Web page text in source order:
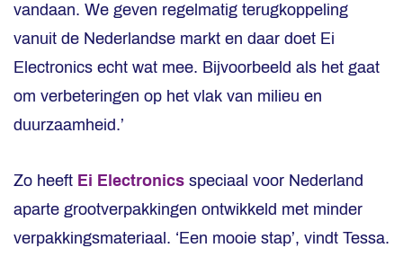
vandaan. We geven regelmatig terugkoppeling
vanuit de Nederlandse markt en daar doet Ei
Electronics echt wat mee. Bijvoorbeeld als het gaat
om verbeteringen op het vlak van milieu en
duurzaamheid.’
Zo heeft Ei Electronics speciaal voor Nederland
aparte grootverpakkingen ontwikkeld met minder
verpakkingsmateriaal. ‘Een mooie stap’, vindt Tessa.